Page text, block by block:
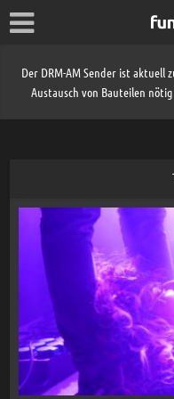
Der DRM-AM Sender ist
Austausch von Bauteilen